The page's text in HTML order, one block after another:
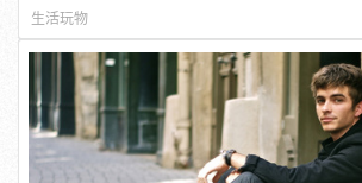
生活玩物